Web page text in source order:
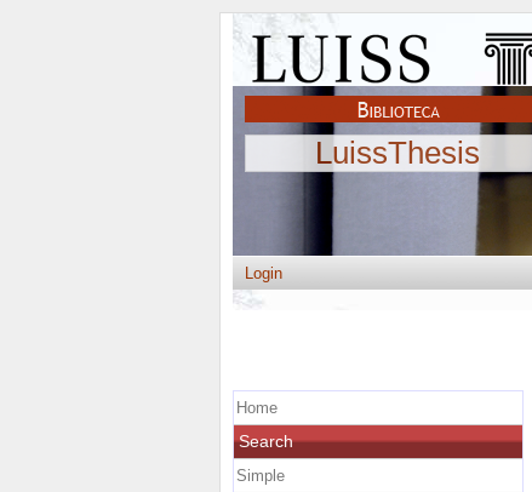
LuissThesis
Login
Home
Search
Simple